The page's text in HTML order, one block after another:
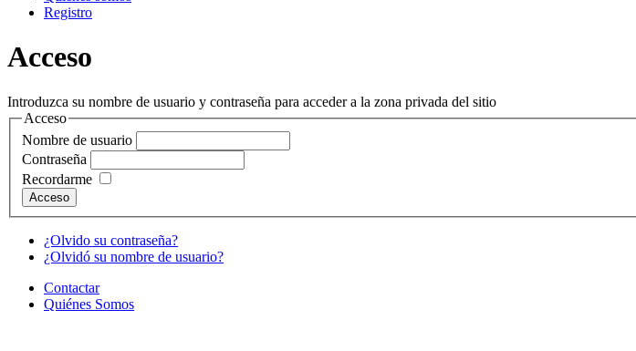
Registro
Acceso
Introduzca su nombre de usuario y contraseña para acceder a la zona privada del sitio
Acceso
Nombre de usuario
Contraseña
Recordarme
¿Olvido su contraseña?
¿Olvidó su nombre de usuario?
Contactar
Quiénes Somos